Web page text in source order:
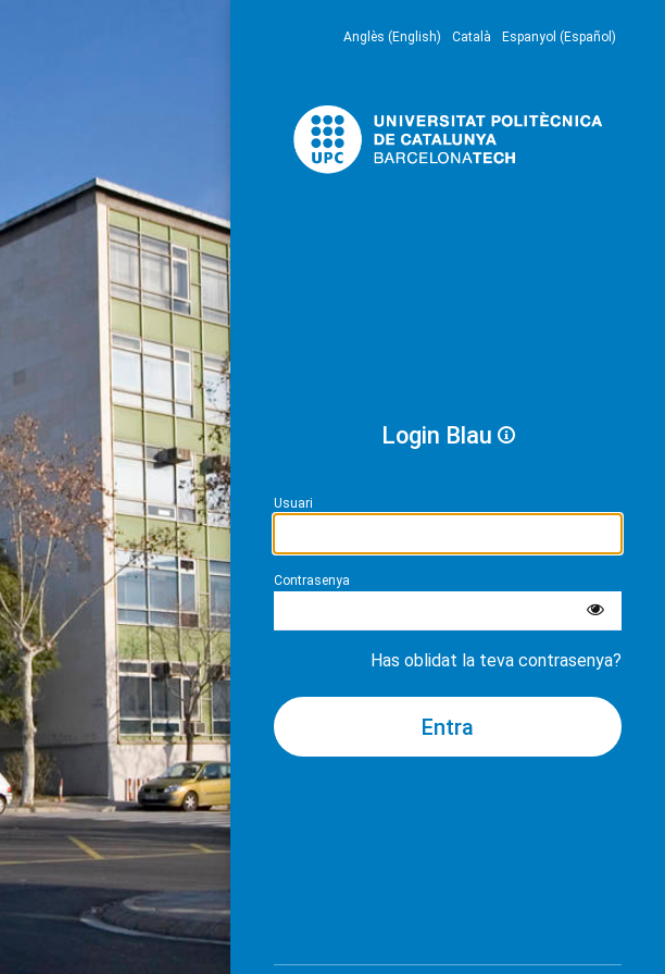
Anglès (English) Català Espanyol (Español)
Login Blau
Usuari
Contrasenya
Has oblidat la teva contrasenya?